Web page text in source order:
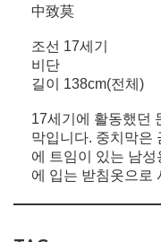
中致莫
조선 17세기
비단
길이 138cm(전체)
17세기에 활동했던
막입니다. 중치막은
에 트임이 있는 남
에 입는 받침옷으로